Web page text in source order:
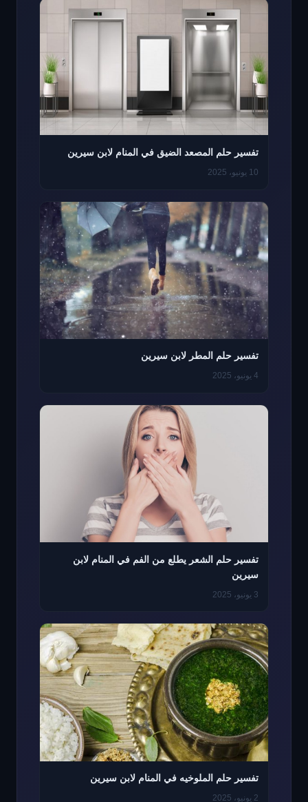
تفسير حلم المصعد الضيق في المنام لابن سيرين
10 يونيو، 2025
تفسير حلم المطر لابن سيرين
4 يونيو، 2025
تفسير حلم الشعر يطلع من الفم في المنام لابن
سيرين
3 يونيو، 2025
تفسير حلم الملوخيه في المنام لابن سيرين
2 يونيو، 2025